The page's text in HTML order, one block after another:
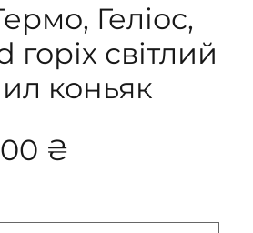
Геліос,
горіх світлий
коньяк
₴